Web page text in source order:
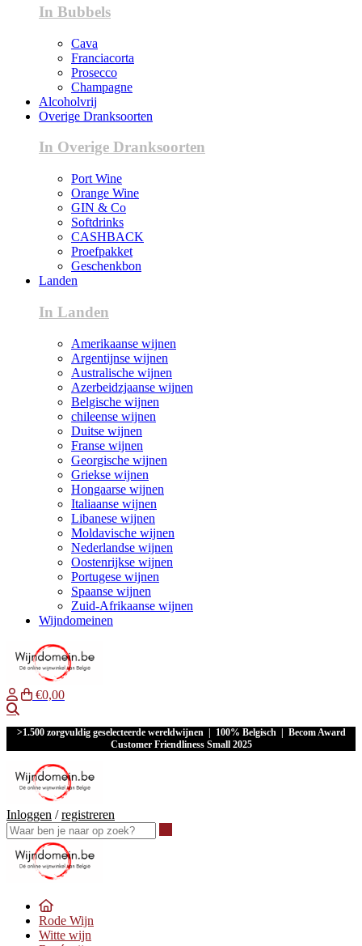
In Bubbels
Cava
Franciacorta
Prosecco
Champagne
Alcoholvrij
Overige Dranksoorten
In Overige Dranksoorten
Port Wine
Orange Wine
GIN & Co
Softdrinks
CASHBACK
Proefpakket
Geschenkbon
Landen
In Landen
Amerikaanse wijnen
Argentijnse wijnen
Australische wijnen
Azerbeidzjaanse wijnen
Belgische wijnen
chileense wijnen
Duitse wijnen
Franse wijnen
Georgische wijnen
Griekse wijnen
Hongaarse wijnen
Italiaanse wijnen
Libanese wijnen
Moldavische wijnen
Nederlandse wijnen
Oostenrijkse wijnen
Portugese wijnen
Spaanse wijnen
Zuid-Afrikaanse wijnen
Wijndomeinen
€0,00
>1.500 zorgvuldig geselecteerde wereldwijnen | 100% Belgisch | Becom Award
Customer Friendliness Small 2025
Inloggen /registreren
Rode Wijn
Witte wijn